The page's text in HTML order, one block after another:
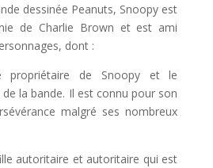
dessinée Peanuts, Snoopy est
de Charlie Brown et est ami
dont :
propriétaire de Snoopy et le
la bande. Il est connu pour son
malgré ses nombreux
autoritaire et autoritaire qui est